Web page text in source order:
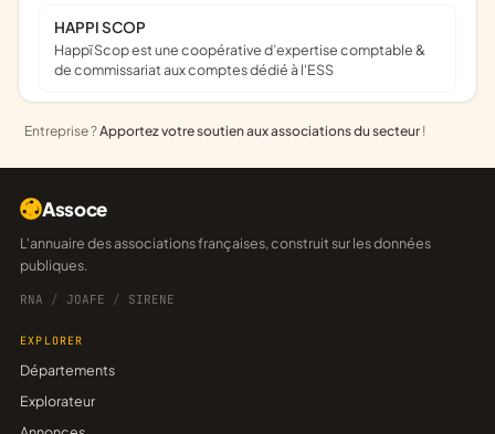
HAPPI SCOP
Happï Scop est une coopérative d’expertise comptable &
de commissariat aux comptes dédié à l'ESS
Entreprise ?Apportez votre soutien aux associations du secteur !
Assoce
L'annuaire des associations françaises, construit sur les données
publiques.
RNA / JOAFE / SIRENE
EXPLORER
Départements
Explorateur